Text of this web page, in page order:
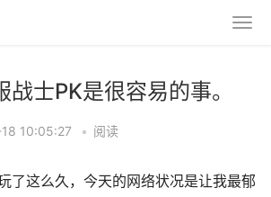
士PK是很容易的事。
10:05:27 • 阅读
这么久，今天的网络状况是让我最郁